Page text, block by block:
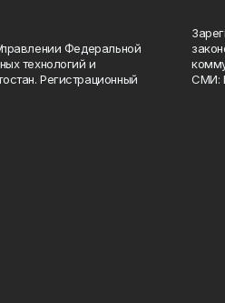
Федеральной
технологий и
Регистрационный
СМИ: